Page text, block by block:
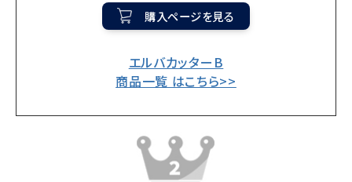
購入ページを見る
エルバカッターB
商品一覧 はこちら>>